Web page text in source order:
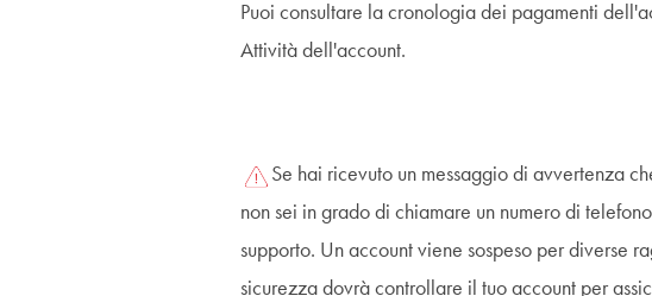
Puoi consultare la cronologia dei pagamenti
Attività dell'account.
Se hai ricevuto un messaggio di avvertenza
non sei in grado di chiamare un numero di
supporto. Un account viene sospeso per diverse
sicurezza dovrà controllare il tuo account per